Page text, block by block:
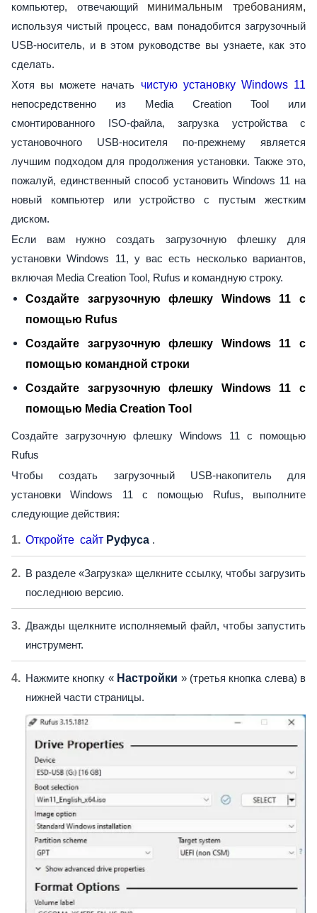
компьютер, отвечающий минимальным требованиям,
используя чистый процесс, вам понадобится загрузочный
USB-носитель, и в этом руководстве вы узнаете, как это
сделать.
Хотя вы можете начать чистую установку Windows 11
непосредственно из Media Creation Tool или
смонтированного ISO-файла, загрузка устройства с
установочного USB-носителя по-прежнему является
лучшим подходом для продолжения установки. Также это,
пожалуй, единственный способ установить Windows 11 на
новый компьютер или устройство с пустым жестким
диском.
Если вам нужно создать загрузочную флешку для
установки Windows 11, у вас есть несколько вариантов,
включая Media Creation Tool, Rufus и командную строку.
Создайте загрузочную флешку Windows 11 с
помощью Rufus
Создайте загрузочную флешку Windows 11 с
помощью командной строки
Создайте загрузочную флешку Windows 11 с
помощью Media Creation Tool
Создайте загрузочную флешку Windows 11 с помощью
Rufus
Чтобы создать загрузочный USB-накопитель для
установки Windows 11 с помощью Rufus, выполните
следующие действия:
Откройте сайт Руфуса .
В разделе «Загрузка» щелкните ссылку, чтобы загрузить
последнюю версию.
Дважды щелкните исполняемый файл, чтобы запустить
инструмент.
Нажмите кнопку « Настройки » (третья кнопка слева) в
нижней части страницы.